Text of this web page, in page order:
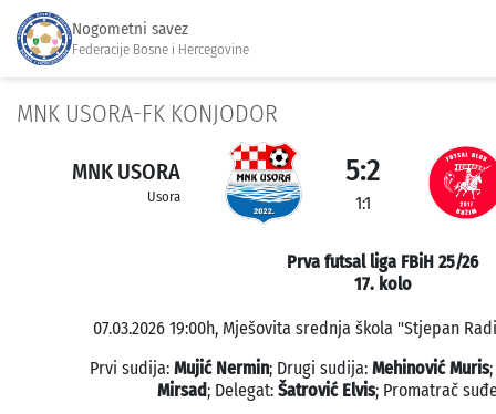
Nogometni savez
Federacije Bosne i Hercegovine
MNK USORA-FK KONJODOR
MNK USORA
Usora
5:2
1:1
Prva futsal liga FBiH 25/26
17. kolo
07.03.2026 19:00h, Mješovita srednja škola "Stjepan
Prvi sudija: Mujić Nermin; Drugi sudija: Mehinović Muris
Mirsad; Delegat: Šatrović Elvis; Promatrač